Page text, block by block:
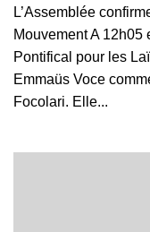
L’Assemblée
Mouvement A 12h05
Pontifical pour les
Emmaüs Voce
Focolari. Elle...